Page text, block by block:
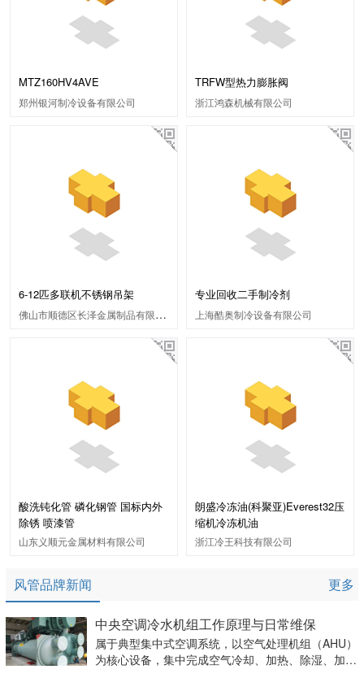
MTZ160HV4AVE
郑州银河制冷设备有限公司
TRFW型热力膨胀阀
浙江鸿森机械有限公司
6-12匹多联机不锈钢吊架
佛山市顺德区长泽金属制品有限公司
专业回收二手制冷剂
上海酷奥制冷设备有限公司
酸洗钝化管 磷化钢管 国标内外
除锈 喷漆管
山东义顺元金属材料有限公司
朗盛冷冻油(科聚亚)Everest32压
缩机冷冻机油
浙江冷王科技有限公司
风管品牌新闻 更多
中央空调冷水机组工作原理与日常维保
属于典型集中式空调系统，以空气处理机组（AHU）
为核心设备，集中完成空气冷却、加热、除湿、加